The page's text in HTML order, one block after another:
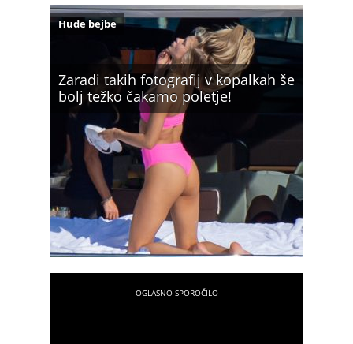
Zaradi takih fotografij v kopalkah še
bolj težko čakamo poletje!
Hude bejbe